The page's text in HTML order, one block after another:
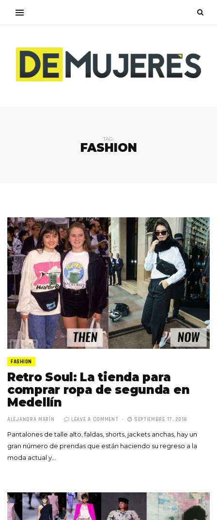
TAG:
FASHION
FASHION
Retro Soul: La tienda para
comprar ropa de segunda en
Medellín
ALEJANDRA MARÍN LEAVE A COMMENT SEPTIEMBRE 17, 2018
Pantalones de talle alto, faldas, shorts, jackets anchas, hay un
gran número de prendas que están haciendo su regreso a la
moda actual y…